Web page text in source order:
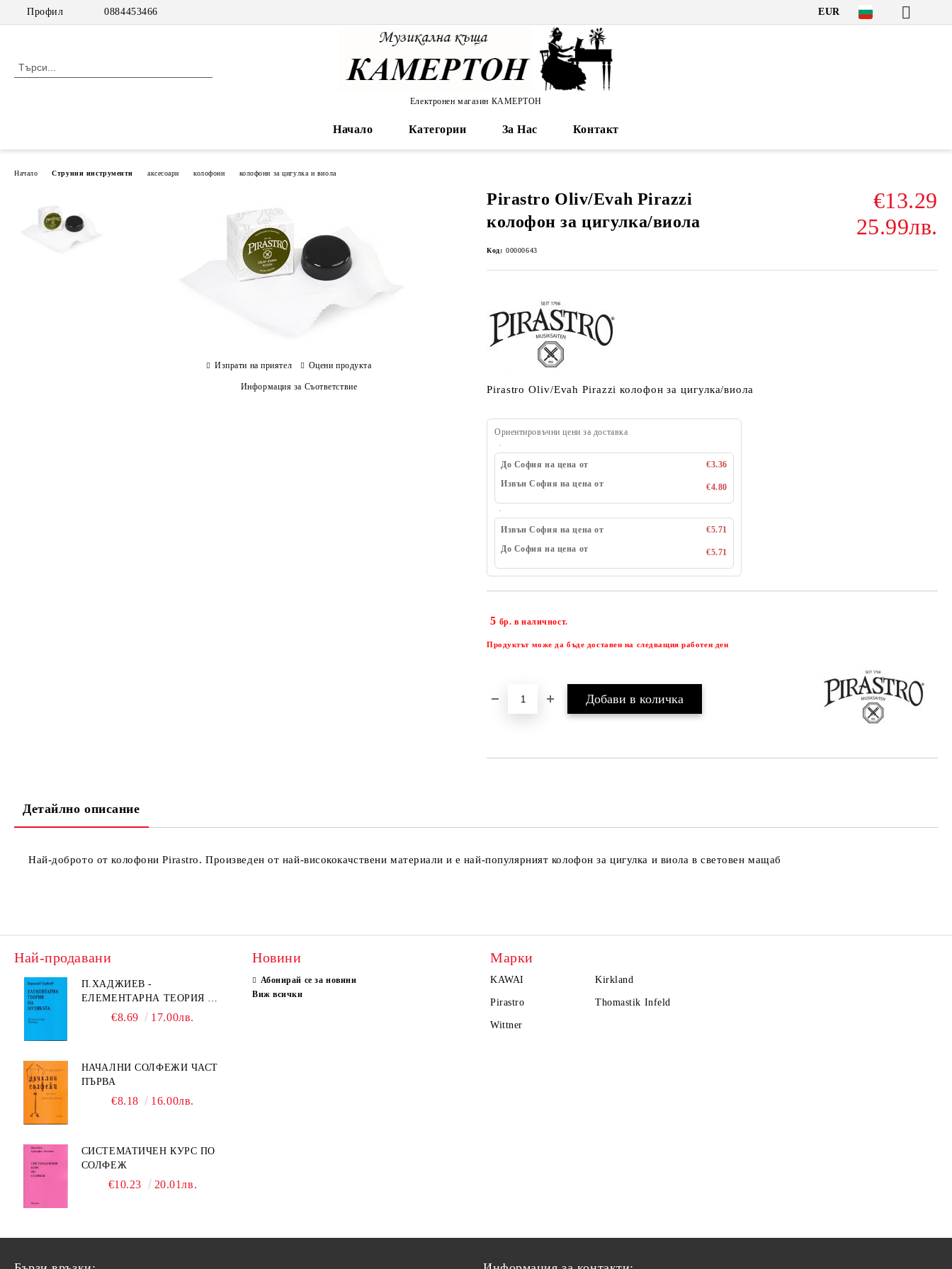
Профил 0884453466 EUR
Електронен магазин КАМЕРТОН
Начало Категории За Нас Контакт
Начало Струнни инструменти аксесоари колофони колофони за цигулка и виола
Pirastro Oliv/Evah Pirazzi
колофон за цигулка/виола
€13.29
25.99лв.
Код: 00000643
Pirastro Oliv/Evah Pirazzi колофон за цигулка/виола
Ориентировъчни цени за доставка
До София на цена от
€3.36
Извън София на цена от
€4.80
Извън София на цена от
€5.71
До София на цена от
€5.71
5 бр. в наличност.
Продуктът може да бъде доставен на следващия работен ден
Изпрати на приятел Оцени продукта
Информация за Съответствие
Детайлно описание
Най-доброто от колофони Pirastro. Произведен от най-висококачствени материали и е най-популярният колофон за цигулка и виола в световен мащаб
Най-продавани
П.ХАДЖИЕВ -
ЕЛЕМЕНТАРНА ТЕОРИЯ НА
МУЗИКАТА
€8.69 17.00лв.
НАЧАЛНИ СОЛФЕЖИ ЧАСТ
ПЪРВА
€8.18 16.00лв.
СИСТЕМАТИЧЕН КУРС ПО
СОЛФЕЖ
€10.23 20.01лв.
Новини
Абонирай се за новини
Виж всички
Марки
KAWAI Kirkland
Pirastro Thomastik Infeld
Wittner